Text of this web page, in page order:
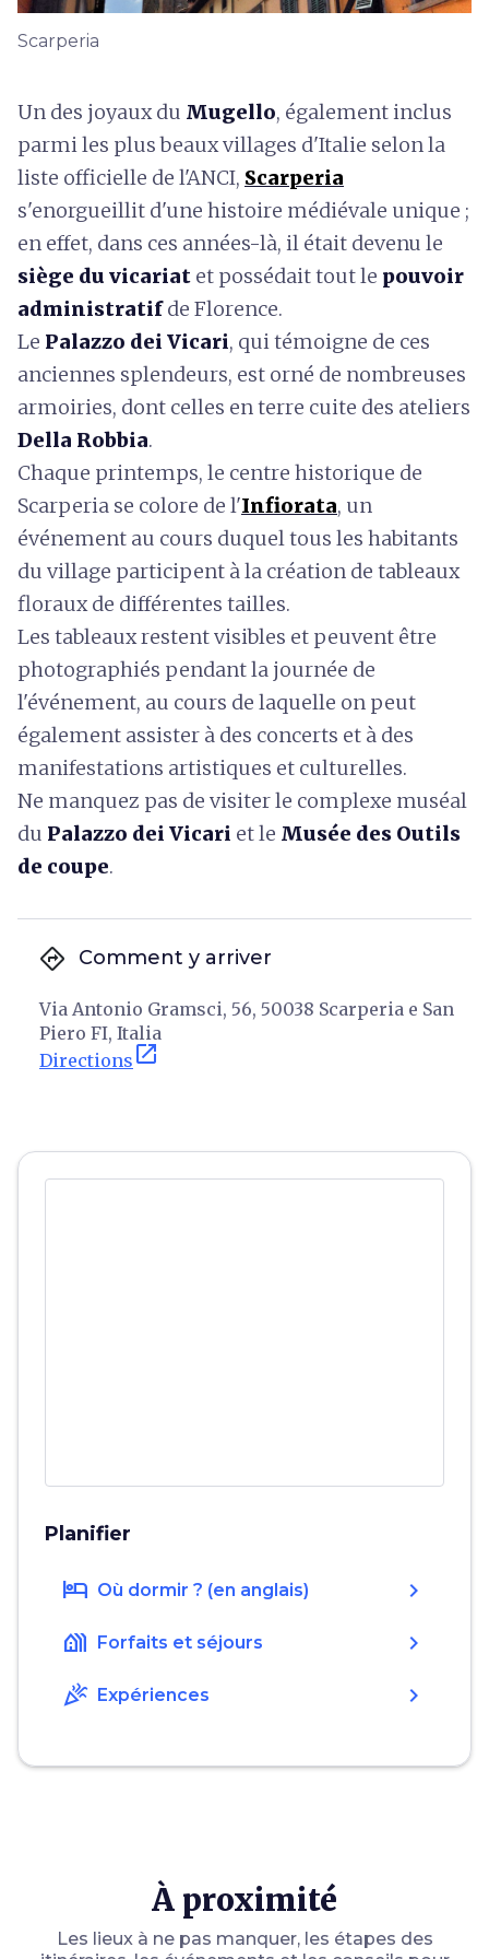
Scarperia
Un des joyaux du Mugello, également inclus
parmi les plus beaux villages d'Italie selon la
liste officielle de l'ANCI, Scarperia
s'enorgueillit d'une histoire médiévale unique ;
en effet, dans ces années-là, il était devenu le
siège du vicariat et possédait tout le pouvoir
administratifde Florence.
Le Palazzo dei Vicari, qui témoigne de ces
anciennes splendeurs, est orné de nombreuses
armoiries, dont celles en terre cuite des ateliers
Della Robbia.
Chaque printemps, le centre historique de
Scarperia se colore de l'Infiorata, un
événement au cours duquel tous les habitants
du village participent à la création de tableaux
floraux de différentes tailles.
Les tableaux restent visibles et peuvent être
photographiés pendant la journée de
l'événement, au cours de laquelle on peut
également assister à des concerts et à des
manifestations artistiques et culturelles.
Ne manquez pas de visiter le complexe muséal
du Palazzo dei Vicari et le Musée des Outils
de coupe.
directions Comment y arriver
Via Antonio Gramsci, 56, 50038 Scarperia e San
Piero FI, Italia
Directions open_in_new
Planifier
hotel Où dormir ? (en anglais) chevron_right
holiday_village Forfaits et séjours chevron_right
celebration Expériences chevron_right
À proximité
Les lieux à ne pas manquer, les étapes des